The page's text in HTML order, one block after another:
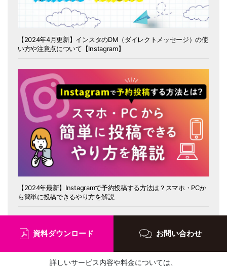
【2024年4月更新】インスタのDM（ダイレクトメッセージ）の使
い方や注意点について【Instagram】
【2024年最新】Instagramで予約投稿する方法は？スマホ・PCか
ら簡単に投稿できるやり方を解説
詳しいサービス内容や料金については、
資料ダウンロード お問い合わせ